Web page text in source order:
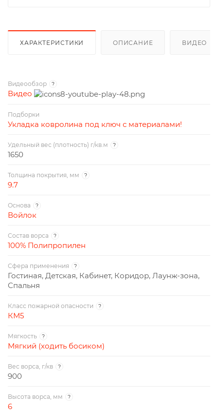
ХАРАКТЕРИСТИКИ ОПИСАНИЕ ВИДЕО
Видеообзор ?
Видео
Подборки
Укладка ковролина под ключ с материалами!
Удельный вес (плотность) г/кв.м ?
1650
Толщина покрытия, мм ?
9.7
Основа ?
Войлок
Состав ворса ?
100% Полипропилен
Сфера применения ?
Гостиная, Детская, Кабинет, Коридор, Лаунж-зона,
Спальня
Класс пожарной опасности ?
КМ5
Мягкость ?
Мягкий (ходить босиком)
Вес ворса, г/кв ?
900
Высота ворса, мм ?
6